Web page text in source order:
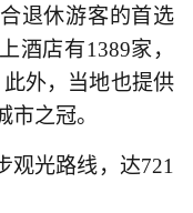
退休游客的首选
酒店有1389家，
外，当地也提供
之冠。
观光路线，达721